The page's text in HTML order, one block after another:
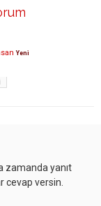
Yeni
zamanda yanıt
cevap versin.